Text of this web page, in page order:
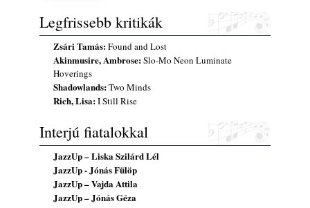
Legfrissebb kritikák
Zsári Tamás:Found and Lost
Akinmusire, Ambrose:Slo-Mo Neon Luminate
Hoverings
Shadowlands:Two Minds
Rich, Lisa:I Still Rise
Interjú fiatalokkal
JazzUp – Liska Szilárd Lél
JazzUp - Jónás Fülöp
JazzUp – Vajda Attila
JazzUp – Jónás Géza